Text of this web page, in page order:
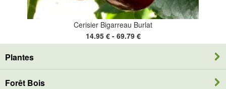
Cerisier Bigarreau Burlat
14.95 € - 69.79 €
Plantes
Forêt Bois